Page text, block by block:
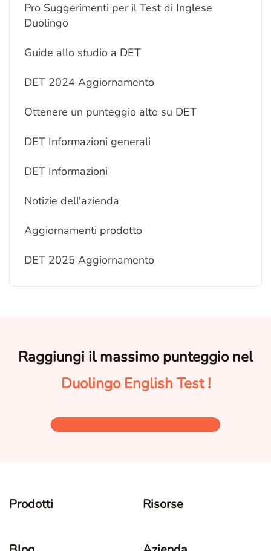
Pro Suggerimenti per il Test di Inglese
Duolingo
Guide allo studio a DET
DET 2024 Aggiornamento
Ottenere un punteggio alto su DET
DET Informazioni generali
DET Informazioni
Notizie dell'azienda
Aggiornamenti prodotto
DET 2025 Aggiornamento
Raggiungi il massimo punteggio nel
Duolingo English Test !
Prodotti Risorse